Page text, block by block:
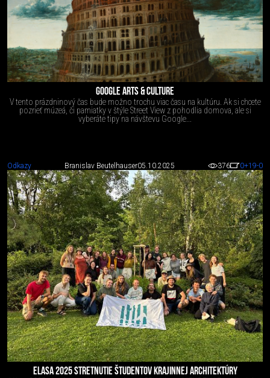
GOOGLE ARTS & CULTURE
V tento prázdninový čas bude možno trochu viac času na kultúru. Ak si chcete
pozrieť múzeá, či pamiatky v štýle Street View z pohodlia domova, ale si
vyberáte tipy na návštevu Google...
Odkazy Branislav Beutelhauser05.10.2025 376 0+19-0
ELASA 2025 STRETNUTIE ŠTUDENTOV KRAJINNEJ ARCHITEKTÚRY